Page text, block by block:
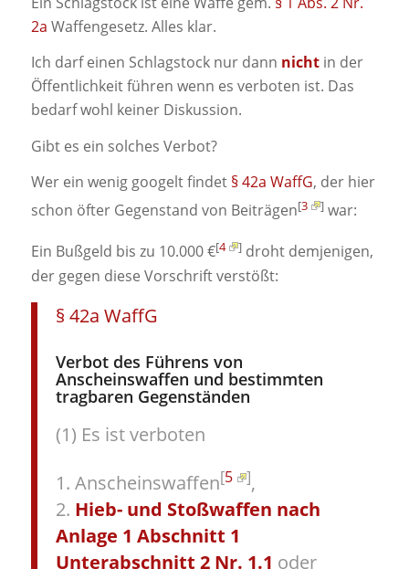
2a Waffengesetz. Alles klar.
Ich darf einen Schlagstock nur dann nichtin der
Öffentlichkeit führen wenn es verboten ist. Das
bedarf wohl keiner Diskussion.
Gibt es ein solches Verbot?
Wer ein wenig googelt findet § 42a WaffG, der hier
schon öfter Gegenstand von Beiträgen[3 ]war:
Ein Bußgeld bis zu 10.000 €[4 ]droht demjenigen,
der gegen diese Vorschrift verstößt:
§ 42a WaffG
Verbot des Führens von
Anscheinswaffen und bestimmten
tragbaren Gegenständen
(1) Es ist verboten
1. Anscheinswaffen[5 ],
2. Hieb- und Stoßwaffen nach
Anlage 1 Abschnitt 1
Unterabschnitt 2 Nr. 1.1 oder